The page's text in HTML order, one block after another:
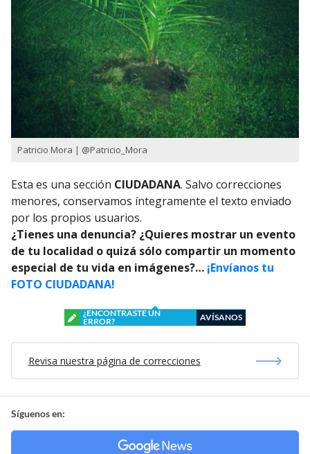
Patricio Mora | @Patricio_Mora
Esta es una sección CIUDADANA. Salvo correcciones
menores, conservamos íntegramente el texto enviado
por los propios usuarios.
¿Tienes una denuncia? ¿Quieres mostrar un evento
de tu localidad o quizá sólo compartir un momento
especial de tu vida en imágenes?… ¡Envíanos tu
FOTO CIUDADANA!
¿ENCONTRASTE UN
ERROR?
AVÍSANOS
Revisa nuestra página de correcciones
Síguenos en: